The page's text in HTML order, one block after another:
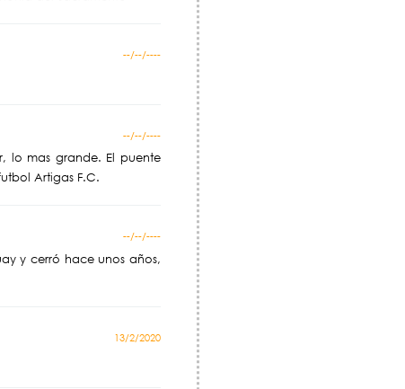
--/--/----
--/--/----
lo mas grande. El puente
Artigas F.C.
--/--/----
y cerró hace unos años,
13/2/2020